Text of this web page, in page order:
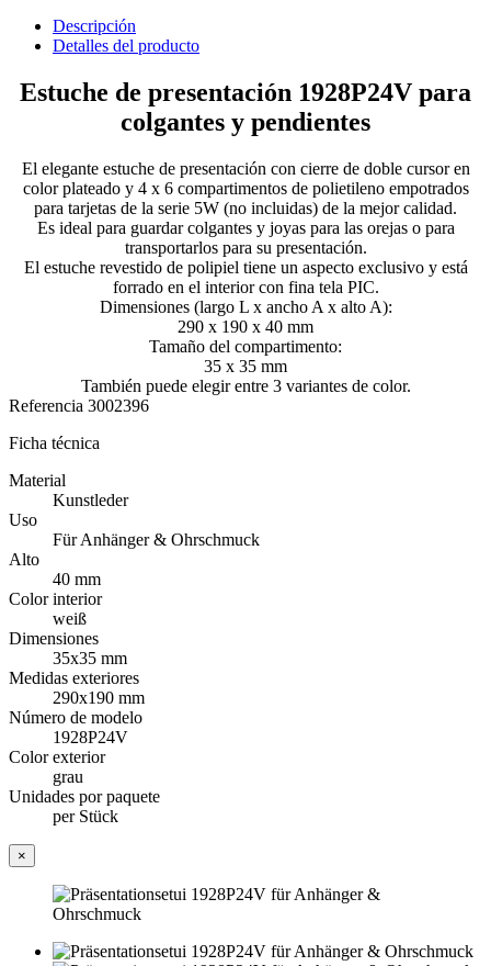
Descripción
Detalles del producto
Estuche de presentación 1928P24V para
colgantes y pendientes
El elegante estuche de presentación con cierre de doble cursor en
color plateado y 4 x 6 compartimentos de polietileno empotrados
para tarjetas de la serie 5W (no incluidas) de la mejor calidad.
Es ideal para guardar colgantes y joyas para las orejas o para
transportarlos para su presentación.
El estuche revestido de polipiel tiene un aspecto exclusivo y está
forrado en el interior con fina tela PIC.
Dimensiones (largo L x ancho A x alto A):
290 x 190 x 40 mm
Tamaño del compartimento:
35 x 35 mm
También puede elegir entre 3 variantes de color.
Referencia 3002396
Ficha técnica
Material
Kunstleder
Uso
Für Anhänger & Ohrschmuck
Alto
40 mm
Color interior
weiß
Dimensiones
35x35 mm
Medidas exteriores
290x190 mm
Número de modelo
1928P24V
Color exterior
grau
Unidades por paquete
per Stück
×